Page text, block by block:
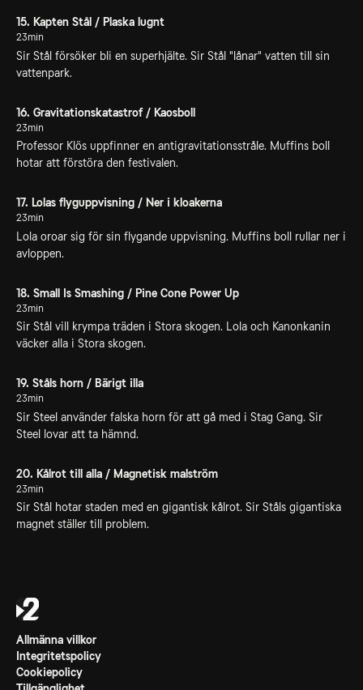
15. Kapten Stål / Plaska lugnt
23min
Sir Stål försöker bli en superhjälte. Sir Stål "lånar" vatten till sin
vattenpark.
16. Gravitationskatastrof / Kaosboll
23min
Professor Klös uppfinner en antigravitationsstråle. Muffins boll
hotar att förstöra den festivalen.
17. Lolas flyguppvisning / Ner i kloakerna
23min
Lola oroar sig för sin flygande uppvisning. Muffins boll rullar ner i
avloppen.
18. Small Is Smashing / Pine Cone Power Up
23min
Sir Stål vill krympa träden i Stora skogen. Lola och Kanonkanin
väcker alla i Stora skogen.
19. Ståls horn / Bärigt illa
23min
Sir Steel använder falska horn för att gå med i Stag Gang. Sir
Steel lovar att ta hämnd.
20. Kålrot till alla / Magnetisk malström
23min
Sir Stål hotar staden med en gigantisk kålrot. Sir Ståls gigantiska
magnet ställer till problem.
Allmänna villkor
Integritetspolicy
Cookiepolicy